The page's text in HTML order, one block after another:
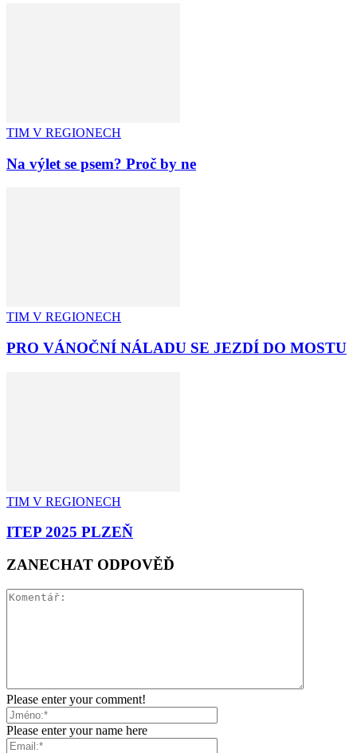
TIM V REGIONECH
Na výlet se psem? Proč by ne
TIM V REGIONECH
PRO VÁNOČNÍ NÁLADU SE JEZDÍ DO MOSTU
TIM V REGIONECH
ITEP 2025 PLZEŇ
ZANECHAT ODPOVĚĎ
Please enter your comment!
Please enter your name here